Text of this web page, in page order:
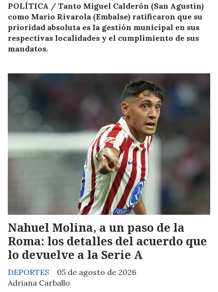
POLÍTICA / Tanto Miguel Calderón (San Agustín)
como Mario Rivarola (Embalse) ratificaron que su
prioridad absoluta es la gestión municipal en sus
respectivas localidades y el cumplimiento de sus
mandatos.
Nahuel Molina, a un paso de la
Roma: los detalles del acuerdo que
lo devuelve a la Serie A
Adriana Carballo
DEPORTES 05 de agosto de 2026